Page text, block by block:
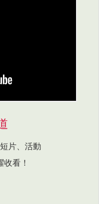
片、活動
看！